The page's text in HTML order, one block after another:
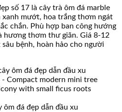
số 17 là cây trà ôm đá marble
mướt, hoa trắng thơm ngát
chắn. Phù hợp ban công hướng
hương thơm thư giãn. Giá 8-12
bệnh, hoàn hảo cho người
đá đẹp dẫn đầu xu